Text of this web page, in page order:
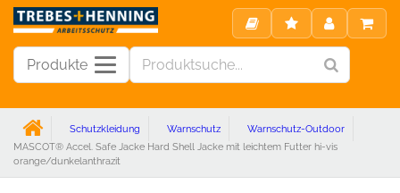
Produkte
Schutzkleidung Warnschutz
Warnschutz-Outdoor
MASCOT® Accel. Safe Jacke Hard Shell Jacke mit leichtem Futter hi-vis
orange/dunkelanthrazit